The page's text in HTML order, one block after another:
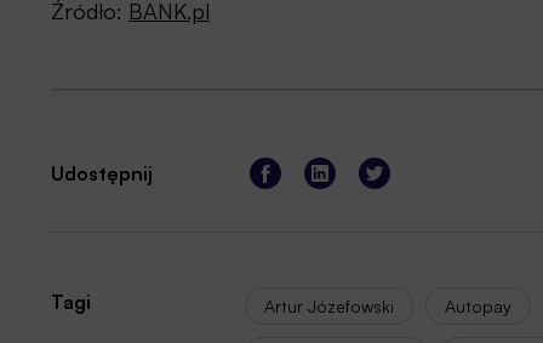
Źródło: BANK.pl
Udostępnij
Tagi Artur Józefowski Autopay